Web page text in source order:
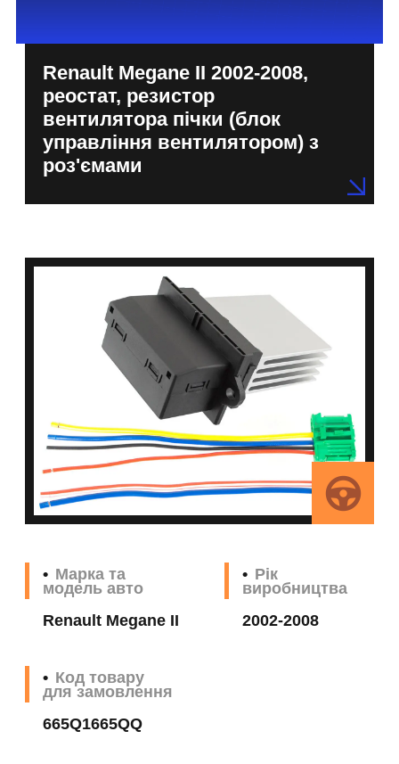
Renault Megane II 2002-2008,
реостат, резистор
вентилятора пічки (блок
управління вентилятором) з
роз'ємами
Марка та
модель авто
Renault Megane II
Рік
виробництва
2002-2008
Код товару
для замовлення
665Q1665QQ